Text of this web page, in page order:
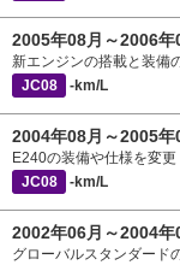
2005年08月～2006年
新エンジンの搭載と装備
JC08
-km/L
2004年08月～2005年
E240の装備や仕様を変更
JC08
-km/L
2002年06月～2004年
グローバルスタンダード